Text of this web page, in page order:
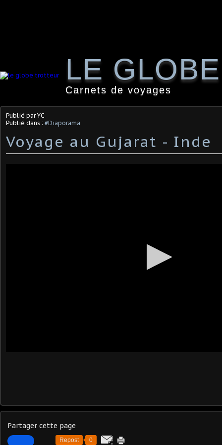
LE
Carnets de voyages
Publié par YC
Publié dans : #Diaporama
Voyage au Gujarat - Inde
Partager cette page
Repost 0